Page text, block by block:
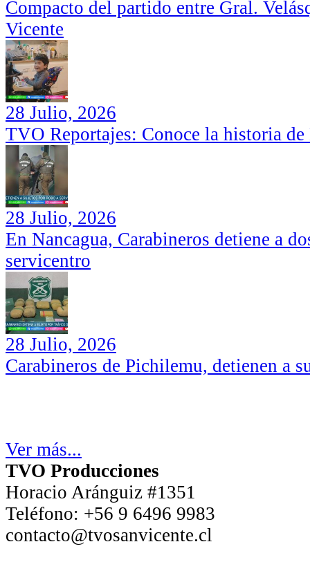
Compacto del partido entre Gral.
Vicente
28 Julio, 2026
TVO Reportajes: Conoce la historia
28 Julio, 2026
En Nancagua, Carabineros detiene a
servicentro
28 Julio, 2026
Carabineros de Pichilemu, detienen a
Ver más...
TVO Producciones
Horacio Aránguiz #1351
Teléfono: +56 9 6496 9983
contacto@tvosanvicente.cl